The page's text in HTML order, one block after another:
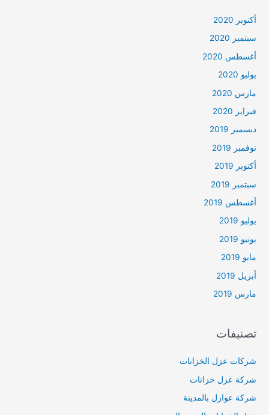
أكتوبر 2020
سبتمبر 2020
أغسطس 2020
يوليو 2020
مارس 2020
فبراير 2020
ديسمبر 2019
نوفمبر 2019
أكتوبر 2019
سبتمبر 2019
أغسطس 2019
يوليو 2019
يونيو 2019
مايو 2019
أبريل 2019
مارس 2019
تصنيفات
شركات عزل الخزانات
شركة عزل خزانات
شركة عوازل بالمدينة